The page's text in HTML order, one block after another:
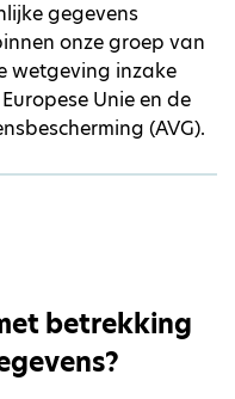
gegevens
onze groep van
wetgeving inzake
Unie en de
(AVG).
betrekking